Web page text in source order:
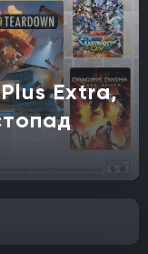
Plus Extra,